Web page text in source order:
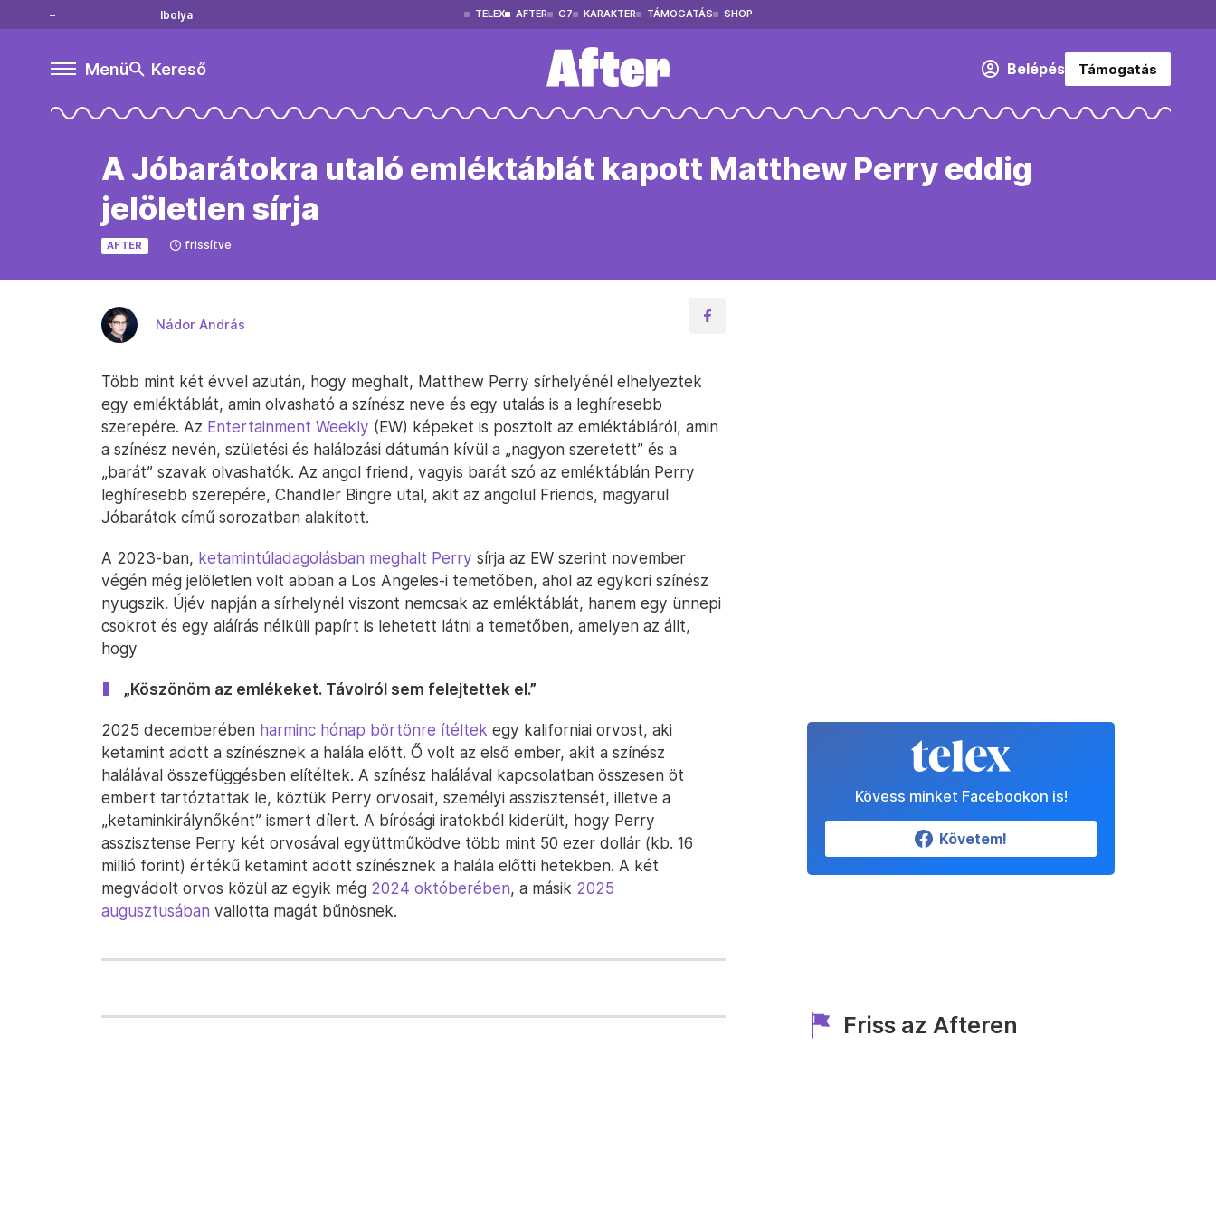
Ibolya TELEX AFTER G7 KARAKTER TÁMOGATÁS SHOP
Menü Kereső Belépés Támogatás
A Jóbarátokra utaló emléktáblát kapott Matthew Perry eddig
jelöletlen sírja
AFTER frissítve
Nádor András
Több mint két évvel azután, hogy meghalt, Matthew Perry sírhelyénél elhelyeztek
egy emléktáblát, amin olvasható a színész neve és egy utalás is a leghíresebb
szerepére. Az Entertainment Weekly (EW) képeket is posztolt az emléktábláról, amin
a színész nevén, születési és halálozási dátumán kívül a „nagyon szeretett” és a
„barát” szavak olvashatók. Az angol friend, vagyis barát szó az emléktáblán Perry
leghíresebb szerepére, Chandler Bingre utal, akit az angolul Friends, magyarul
Jóbarátok című sorozatban alakított.
A 2023-ban, ketamintúladagolásban meghalt Perry sírja az EW szerint november
végén még jelöletlen volt abban a Los Angeles-i temetőben, ahol az egykori színész
nyugszik. Újév napján a sírhelynél viszont nemcsak az emléktáblát, hanem egy ünnepi
csokrot és egy aláírás nélküli papírt is lehetett látni a temetőben, amelyen az állt,
hogy
„Köszönöm az emlékeket. Távolról sem felejtettek el.”
2025 decemberében harminc hónap börtönre ítéltek egy kaliforniai orvost, aki
ketamint adott a színésznek a halála előtt. Ő volt az első ember, akit a színész
halálával összefüggésben elítéltek. A színész halálával kapcsolatban összesen öt
embert tartóztattak le, köztük Perry orvosait, személyi asszisztensét, illetve a
„ketaminkirálynőként” ismert dílert. A bírósági iratokból kiderült, hogy Perry
asszisztense Perry két orvosával együttműködve több mint 50 ezer dollár (kb. 16
millió forint) értékű ketamint adott színésznek a halála előtti hetekben. A két
megvádolt orvos közül az egyik még 2024 októberében, a másik 2025
augusztusában vallotta magát bűnösnek.
Kövess minket Facebookon is!
Követem!
Friss az Afteren